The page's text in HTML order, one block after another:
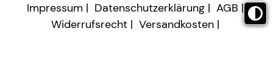
Impressum
Datenschutzerklärung
AGB
Widerrufsrecht
Versandkosten